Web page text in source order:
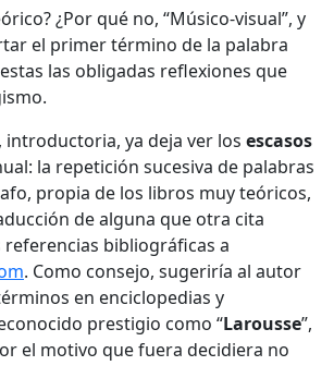
¿Por qué no, “Músico-visual”, y
el primer término de la palabra
las obligadas reflexiones que
introductoria, ya deja ver los escasos
la repetición sucesiva de palabras
propia de los libros muy teóricos,
de alguna que otra cita
referencias bibliográficas a
. Como consejo, sugeriría al autor
en enciclopedias y
prestigio como “Larousse”,
el motivo que fuera decidiera no